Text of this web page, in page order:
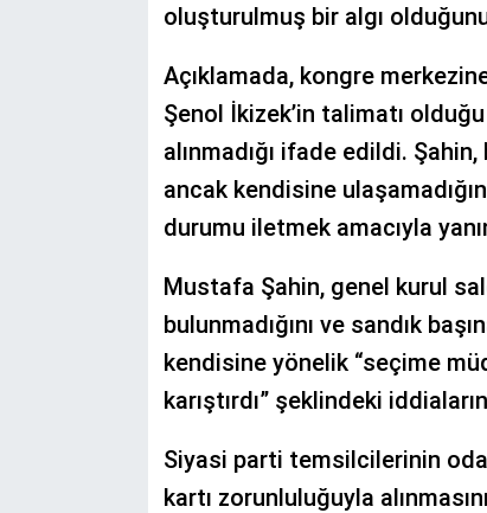
oluşturulmuş bir algı
Açıklamada, kongre
Şenol İkizek’in talimatı
alınmadığı ifade edildi.
ancak kendisine
durumu iletmek amacıyla
Mustafa Şahin, genel kurul
bulunmadığını ve sandık
kendisine yönelik “seçime
karıştırdı” şeklindeki
Siyasi parti temsilcilerinin
kartı zorunluluğuyla